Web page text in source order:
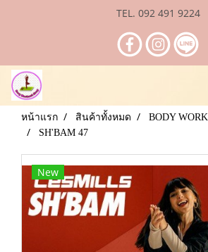
TEL. 092 491 9224
หน้าแรก สินค้าทั้งหมด BODY
SH'BAM 47
New